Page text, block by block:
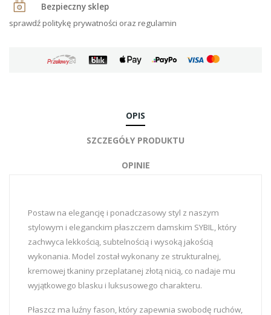
Bezpieczny sklep
sprawdź politykę prywatności oraz regulamin
OPIS
SZCZEGÓŁY PRODUKTU
OPINIE
Postaw na elegancję i ponadczasowy styl z naszym
stylowym i eleganckim płaszczem damskim SYBIL, który
zachwyca lekkością, subtelnością i wysoką jakością
wykonania. Model został wykonany ze strukturalnej,
kremowej tkaniny przeplatanej złotą nicią, co nadaje mu
wyjątkowego blasku i luksusowego charakteru.
Płaszcz ma luźny fason, który zapewnia swobodę ruchów,